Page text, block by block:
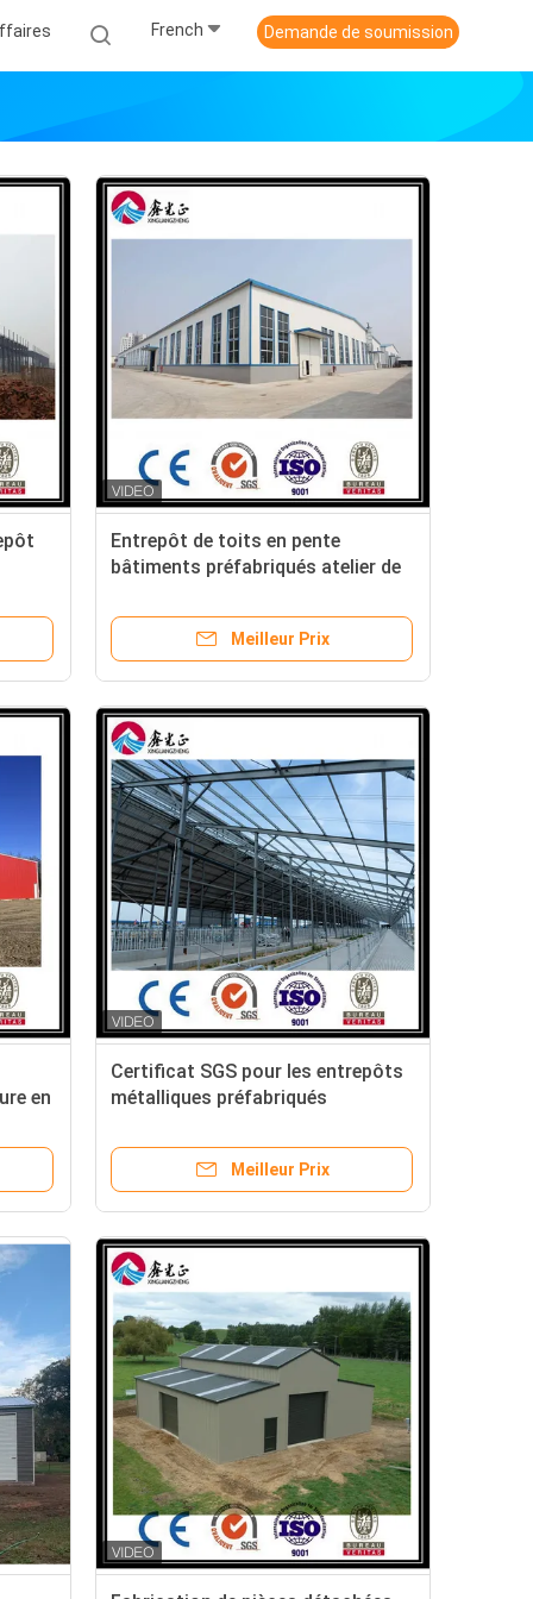
French Demande de soumission
Entrepôt de toits en pente
bâtiments préfabriqués atelier de
Meilleur Prix
en
Certificat SGS pour les entrepôts
métalliques préfabriqués
Meilleur Prix